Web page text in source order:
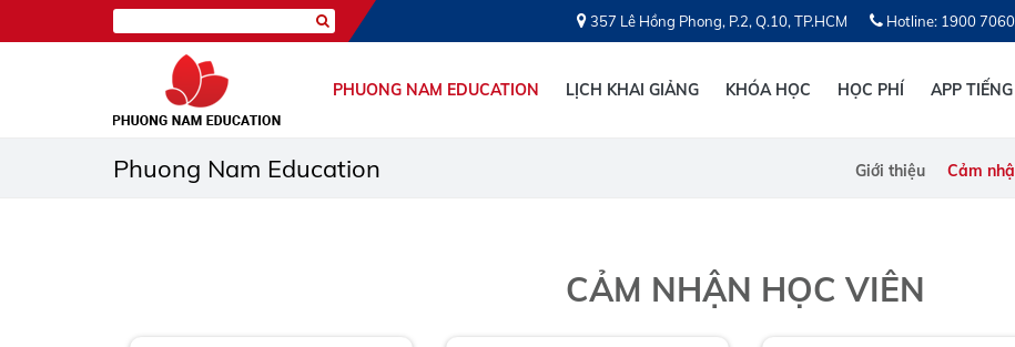
357 Lê Hồng Phong, P.2, Q.10, TP.HCM Hotline: 1900
PHUONG NAM EDUCATION LỊCH KHAI GIẢNG KHÓA HỌC HỌC PHÍ APP
Phuong Nam Education Giới thiệu Cảm
CẢM NHẬN HỌC VIÊN